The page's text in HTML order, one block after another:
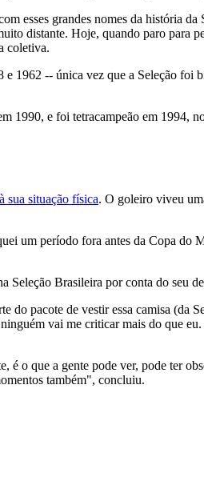
esses grandes nomes da história
distante. Hoje, quando paro
coletiva.
1962 -- única vez que a Seleção
1990, e foi tetracampeão em
sua situação física. O goleiro viveu
um período fora antes da Copa
Seleção Brasileira por conta do seu
do pacote de vestir essa camisa
vai me criticar mais do que
o que a gente pode ver, pode ter
também", concluiu.